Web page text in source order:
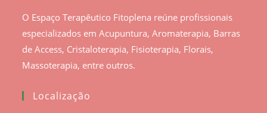
O Espaço Terapêutico Fitoplena reúne profissionais
especializados em Acupuntura, Aromaterapia, Barras
de Access, Cristaloterapia, Fisioterapia, Florais,
Massoterapia, entre outros.
Localização